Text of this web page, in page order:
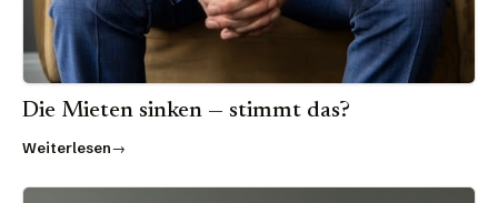
Die Mieten sinken — stimmt das?
Weiterlesen